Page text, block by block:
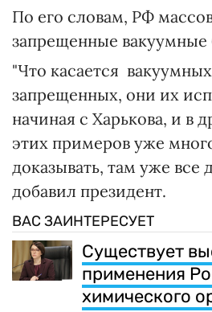
По его словам, РФ
запрещенные
"Что касается
запрещенных, они их
начиная с Харькова, и в
этих примеров уже
доказывать, там уже все
добавил президент.
ВАС ЗАИНТЕРЕСУЕТ
Существует
применения
химического